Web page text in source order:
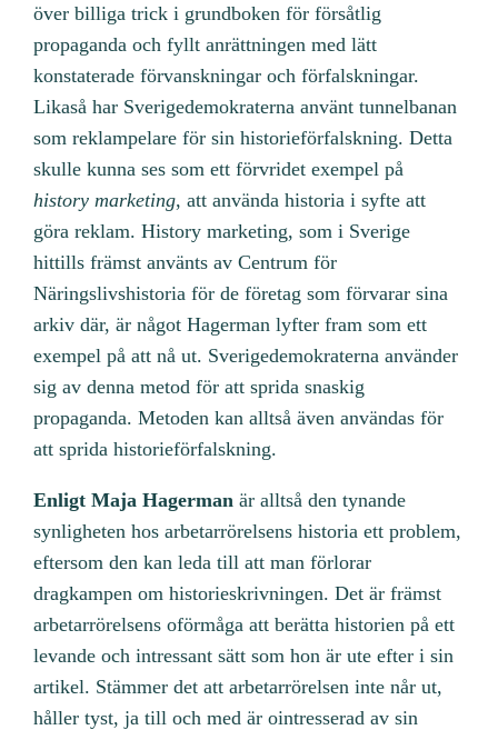
över billiga trick i grundboken för försåtlig
propaganda och fyllt anrättningen med lätt
konstaterade förvanskningar och förfalskningar.
Likaså har Sverigedemokraterna använt tunnelbanan
som reklampelare för sin historieförfalskning. Detta
skulle kunna ses som ett förvridet exempel på
history marketing, att använda historia i syfte att
göra reklam. History marketing, som i Sverige
hittills främst använts av Centrum för
Näringslivshistoria för de företag som förvarar sina
arkiv där, är något Hagerman lyfter fram som ett
exempel på att nå ut. Sverigedemokraterna använder
sig av denna metod för att sprida snaskig
propaganda. Metoden kan alltså även användas för
att sprida historieförfalskning.
Enligt Maja Hagerman är alltså den tynande
synligheten hos arbetarrörelsens historia ett problem,
eftersom den kan leda till att man förlorar
dragkampen om historieskrivningen. Det är främst
arbetarrörelsens oförmåga att berätta historien på ett
levande och intressant sätt som hon är ute efter i sin
artikel. Stämmer det att arbetarrörelsen inte når ut,
håller tyst, ja till och med är ointresserad av sin